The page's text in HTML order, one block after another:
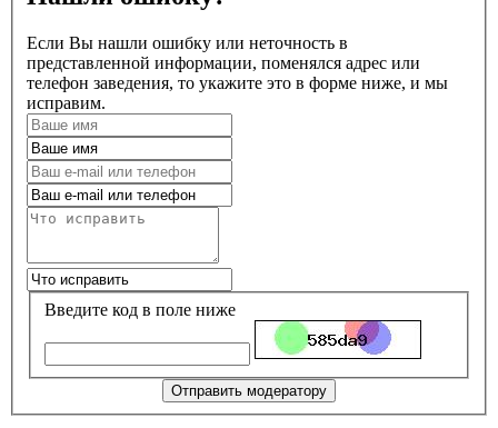
Если Вы нашли ошибку или неточность в
представленной информации, поменялся адрес или
телефон заведения, то укажите это в форме ниже, и мы
исправим.
Введите код в поле ниже
Отправить модератору